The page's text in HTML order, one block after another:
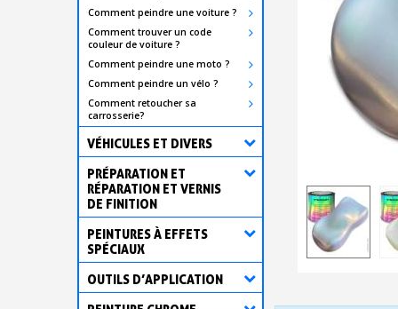
Comment peindre une voiture ?
Comment trouver un code
couleur de voiture ?
Comment peindre une moto ?
Comment peindre un vélo ?
Comment retoucher sa
carrosserie?
VÉHICULES ET DIVERS
PRÉPARATION ET
RÉPARATION ET VERNIS
DE FINITION
PEINTURES À EFFETS
SPÉCIAUX
OUTILS D’APPLICATION